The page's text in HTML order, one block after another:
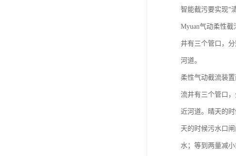
智能截污要实现“
Myuan气动柔性
井有三个管口，
河道。
柔性气动截流装
流井有三个管口
近河道。晴天的
天的时候污水口
水；等到两量减